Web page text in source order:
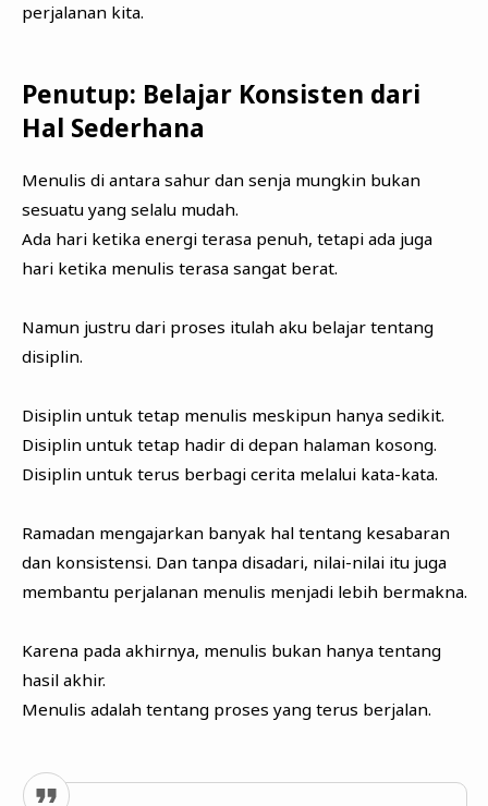
perjalanan kita.
Penutup: Belajar Konsisten dari
Hal Sederhana
Menulis di antara sahur dan senja mungkin bukan
sesuatu yang selalu mudah.
Ada hari ketika energi terasa penuh, tetapi ada juga
hari ketika menulis terasa sangat berat.
Namun justru dari proses itulah aku belajar tentang
disiplin.
Disiplin untuk tetap menulis meskipun hanya sedikit.
Disiplin untuk tetap hadir di depan halaman kosong.
Disiplin untuk terus berbagi cerita melalui kata-kata.
Ramadan mengajarkan banyak hal tentang kesabaran
dan konsistensi. Dan tanpa disadari, nilai-nilai itu juga
membantu perjalanan menulis menjadi lebih bermakna.
Karena pada akhirnya, menulis bukan hanya tentang
hasil akhir.
Menulis adalah tentang proses yang terus berjalan.